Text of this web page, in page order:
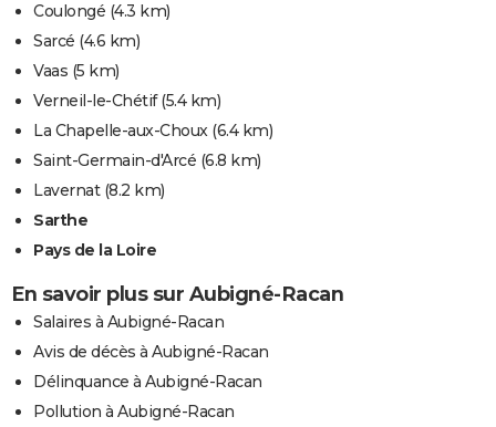
Coulongé (4.3 km)
Sarcé (4.6 km)
Vaas (5 km)
Verneil-le-Chétif(5.4 km)
La Chapelle-aux-Choux(6.4 km)
Saint-Germain-d'Arcé (6.8 km)
Lavernat(8.2 km)
Sarthe
Pays de la Loire
En savoir plus sur Aubigné-Racan
Salaires à Aubigné-Racan
Avis de décès à Aubigné-Racan
Délinquance à Aubigné-Racan
Pollution à Aubigné-Racan